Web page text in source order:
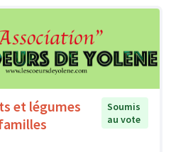
et légumes
Soumis
au vote